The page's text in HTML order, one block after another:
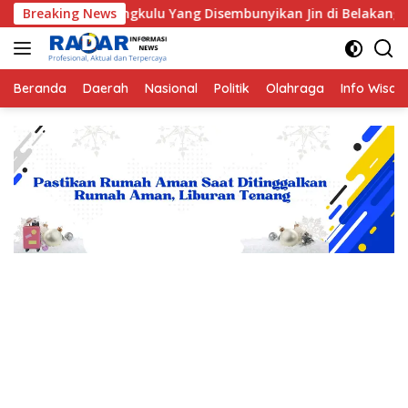
Langsung
ke
konten
Breaking News
Bengkulu Yang Disembunyikan Jin di Belakang Pohon
Beranda Daerah Nasional Politik Olahraga Info